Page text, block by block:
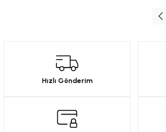
Hızlı Gönderim